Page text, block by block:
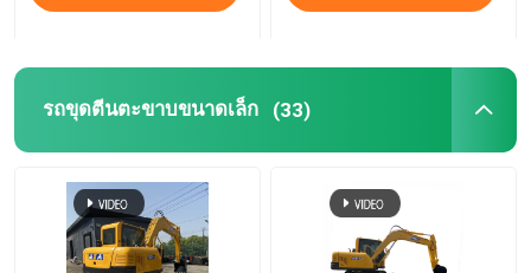
รถขุดตีนตะขาบขนาดเล็ก (33)